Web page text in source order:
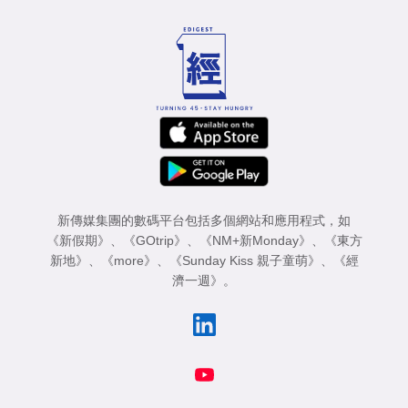
新傳媒集團的數碼平台包括多個網站和應用程式，如
《新假期》 、 《GOtrip》 、 《NM+新Monday》 、
《東方
新地》 、 《more》 、 《Sunday Kiss 親子童萌》 、
《經
濟一週》 。